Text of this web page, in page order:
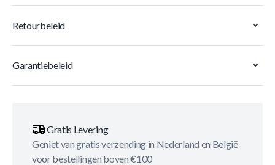
Retourbeleid
Garantiebeleid
Gratis Levering
Geniet van gratis verzending in Nederland en België
voor bestellingen boven €100